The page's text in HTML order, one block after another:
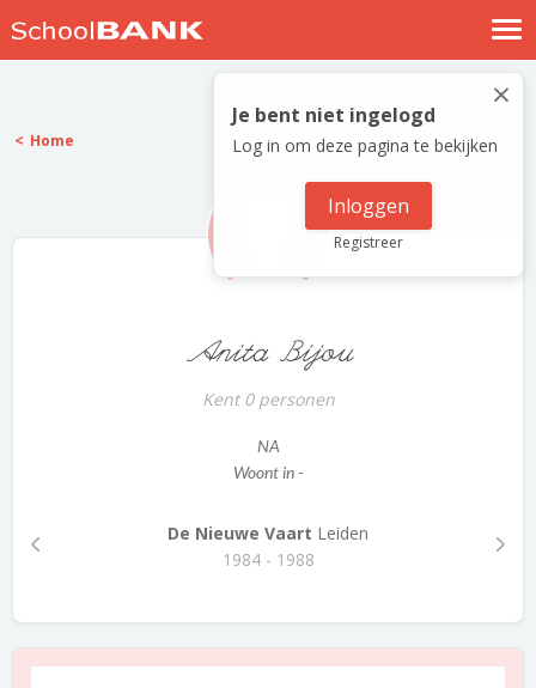
Nostalgische verhalen
Log in
Meld je gratis aan
×
Je bent niet ingelogd
Log in om deze pagina te bekijken
Inloggen
Registreer
Home
Anita Bijou
Kent 0 personen
NA
Woont in -
De Nieuwe Vaart Leiden
1984 - 1988